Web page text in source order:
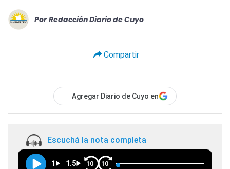
Por Redacción Diario de Cuyo
Compartir
Agregar Diario de Cuyo en
Escuchá la nota completa
1 1.5 10 10